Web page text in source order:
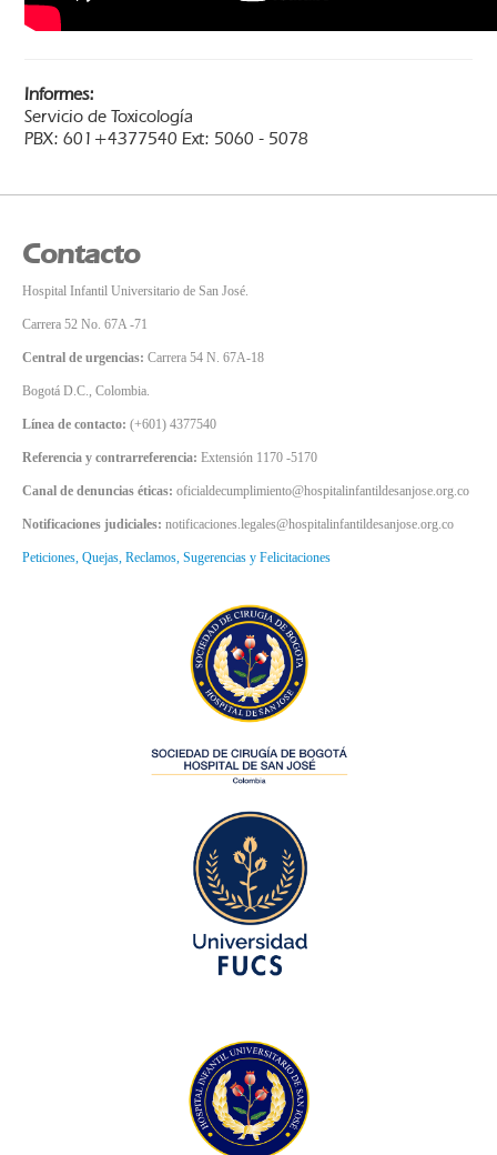
Informes:
Servicio de Toxicología
PBX: 601+4377540 Ext: 5060 - 5078
Contacto
Hospital Infantil Universitario de San José.
Carrera 52 No. 67A -71
Central de urgencias: Carrera 54 N. 67A-18
Bogotá D.C., Colombia.
Línea de contacto: (+601) 4377540
Referencia y contrarreferencia: Extensión 1170 -5170
Canal de denuncias éticas: oficialdecumplimiento@hospitalinfantildesanjose.org.co
Notificaciones judiciales: notificaciones.legales@hospitalinfantildesanjose.org.co
Peticiones, Quejas, Reclamos, Sugerencias y Felicitaciones